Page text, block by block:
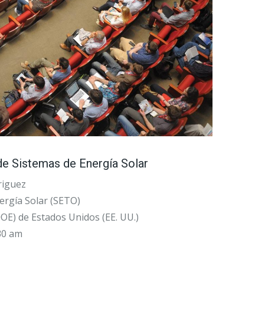
Sistemas de Energía Solar
Solar (SETO)
de Estados Unidos (EE. UU.)
am